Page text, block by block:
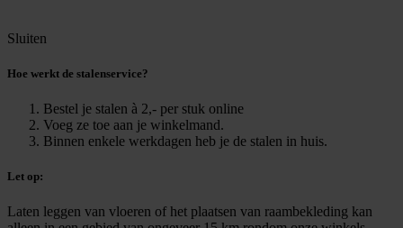
Sluiten
Hoe werkt de stalenservice?
Bestel je stalen à 2,- per stuk online
Voeg ze toe aan je winkelmand.
Binnen enkele werkdagen heb je de stalen in huis.
Let op:
Laten leggen van vloeren of het plaatsen van raambekleding kan